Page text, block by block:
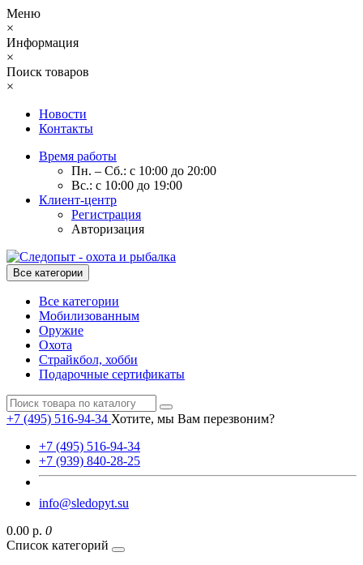
Меню
×
Информация
×
Поиск товаров
×
Новости
Контакты
Время работы
Пн. – Сб.: с 10:00 до 20:00
Вс.: с 10:00 до 19:00
Клиент-центр
Регистрация
Авторизация
Все категории
Все категории
Мобилизованным
Оружие
Охота
Страйкбол, хобби
Подарочные сертификаты
+7 (495) 516-94-34 Хотите, мы Вам перезвоним?
+7 (495) 516-94-34
+7 (939) 840-28-25
info@sledopyt.su
0.00 р. 0
Список категорий